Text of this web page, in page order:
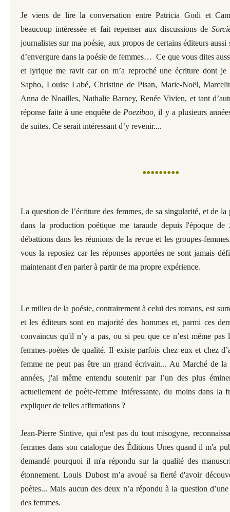
Je viens de lire la conversation entre Patricia Godi et
beaucoup intéressée et fait repenser aux discussions de
journalistes sur ma poésie, aux propos de certains éditeurs aussi
d’envergure dans la poésie de femmes… Ce que vous dites
et lyrique me ravit car on m’a reproché une écriture dont je
Sapho, Louise Labé, Christine de Pisan, Marie-Noël,
Anna de Noailles, Nathalie Barney, Renée Vivien, et tant
réponse faite à une enquête de Poezibao, il y a plusieurs
de suites. Ce serait intéressant d’y revenir....
•••••••••
La question de l’écriture des femmes, de sa singularité, et de la
dans la production poétique me taraude depuis l'époque de
débattions dans les réunions de la revue et les groupes-
vous la reposiez car les réponses apportées ne sont jamais
maintenant d'en parler à partir de ma propre expérience.
Le milieu de la poésie, contrairement à celui des romans, est
et les éditeurs sont en majorité des hommes et, parmi ces
convaincus qu'il n’y a pas, ou si peu que ce n’est même pas
femmes-poètes de qualité. Il existe parfois chez eux et chez
femme ne peut pas être un grand écrivain... Au Marché de
années, j'ai même entendu soutenir par l’un des plus
actuellement de poète-femme intéressante, du moins dans la
expliquer de telles affirmations ?
Jean-Pierre Sintive, qui n'est pas du tout misogyne,
femmes dans son catalogue des Éditions Unes quand il m'a
demandé pourquoi il m'a répondu sur la qualité des
étonnement. Louis Dubost m’a avoué sa fierté d'avoir
poètes... Mais aucun des deux n’a répondu à la question
des femmes.